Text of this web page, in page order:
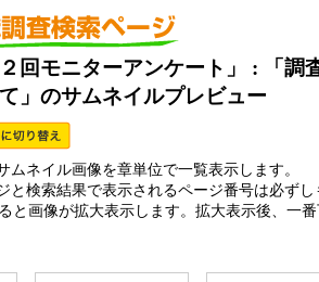
２回モニターアンケート」 : 「
」のサムネイルプレビュー
ムネイル画像を章単位で一覧表示します。
と検索結果で表示されるページ番号は必ず
と画像が拡大表示します。拡大表示後、一